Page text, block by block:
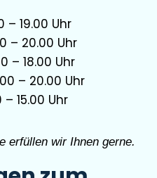
– 19.00 Uhr
– 20.00 Uhr
– 18.00 Uhr
– 20.00 Uhr
– 15.00 Uhr
erfüllen wir Ihnen gerne.